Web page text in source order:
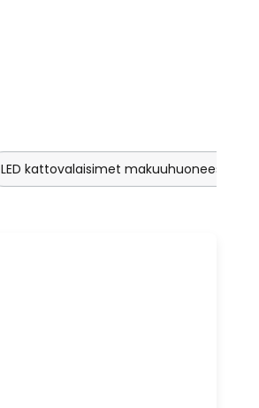
LED kattovalaisimet makuuhuoneeseen